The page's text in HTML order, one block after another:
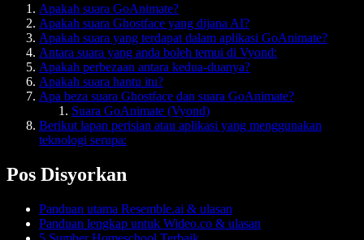
Apakah suara GoAnimate?
Apakah suara Ghostface yang dijana AI?
Apakah suara yang terdapat dalam aplikasi GoAnimate?
Antara suara yang anda boleh temui di Vyond:
Apakah perbezaan antara kedua-duanya?
Apakah suara hantu itu?
Apa beza suara Ghostface dan suara GoAnimate?
Suara GoAnimate (Vyond)
Berikut lapan perisian atau aplikasi yang menggunakan
teknologi serupa:
Pos Disyorkan
Panduan utama Resemble.ai & ulasan
Panduan lengkap untuk Wideo.co & ulasan